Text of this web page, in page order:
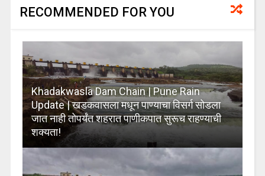
RECOMMENDED FOR YOU
Khadakwasla Dam Chain | Pune Rain
Update | खडकवासला मधून पाण्याचा विसर्ग सोडला
जात नाही तोपर्यंत शहरात पाणीकपात सुरूच राहण्याची
शक्यता!